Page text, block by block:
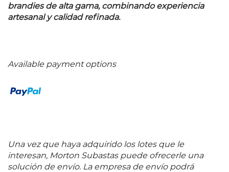
brandies de alta gama, combinando experiencia
artesanal y calidad refinada.
Available payment options
Una vez que haya adquirido los lotes que le
interesan, Morton Subastas puede ofrecerle una
solución de envío. La empresa de envío podrá